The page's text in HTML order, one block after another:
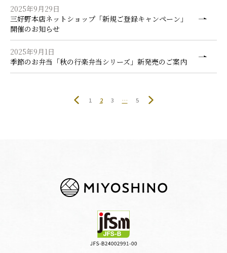
2025年9月29日
三好野本店ネットショップ「新規ご登録キャンペーン」
開催のお知らせ
2025年9月1日
季節のお弁当「秋の行楽弁当シリーズ」新発売のご案内
1 2 3 … 5